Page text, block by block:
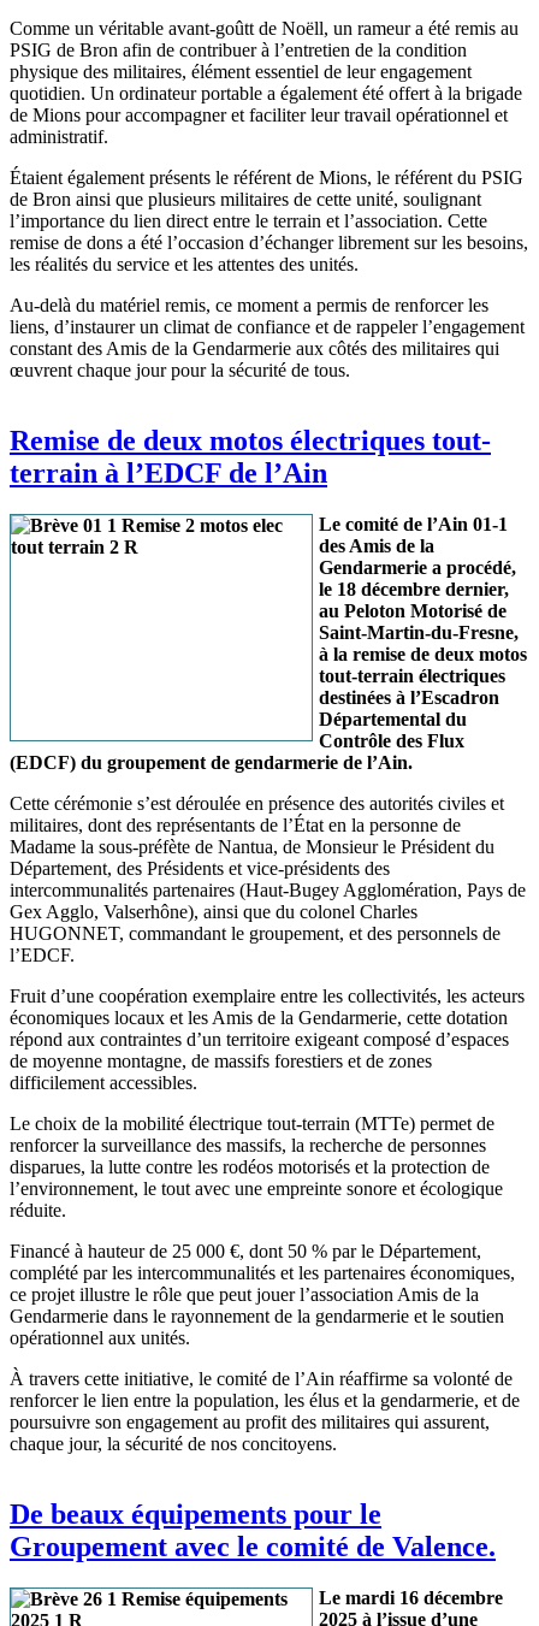
Comme un véritable avant-goûtt de Noëll, un rameur a été remis au
PSIG de Bron afin de contribuer à l’entretien de la condition
physique des militaires, élément essentiel de leur engagement
quotidien. Un ordinateur portable a également été offert à la brigade
de Mions pour accompagner et faciliter leur travail opérationnel et
administratif.
Étaient également présents le référent de Mions, le référent du PSIG
de Bron ainsi que plusieurs militaires de cette unité, soulignant
l’importance du lien direct entre le terrain et l’association. Cette
remise de dons a été l’occasion d’échanger librement sur les besoins,
les réalités du service et les attentes des unités.
Au-delà du matériel remis, ce moment a permis de renforcer les
liens, d’instaurer un climat de confiance et de rappeler l’engagement
constant des Amis de la Gendarmerie aux côtés des militaires qui
œuvrent chaque jour pour la sécurité de tous.
Remise de deux motos électriques tout-
terrain à l’EDCF de l’Ain
Le comité de l’Ain 01-1
des Amis de la
Gendarmerie a procédé,
le 18 décembre dernier,
au Peloton Motorisé de
Saint-Martin-du-Fresne,
à la remise de deux motos
tout-terrain électriques
destinées à l’Escadron
Départemental du
Contrôle des Flux
(EDCF) du groupement de gendarmerie de l’Ain.
Cette cérémonie s’est déroulée en présence des autorités civiles et
militaires, dont des représentants de l’État en la personne de
Madame la sous-préfète de Nantua, de Monsieur le Président du
Département, des Présidents et vice-présidents des
intercommunalités partenaires (Haut-Bugey Agglomération, Pays de
Gex Agglo, Valserhône), ainsi que du colonel Charles
HUGONNET, commandant le groupement, et des personnels de
l’EDCF.
Fruit d’une coopération exemplaire entre les collectivités, les acteurs
économiques locaux et les Amis de la Gendarmerie, cette dotation
répond aux contraintes d’un territoire exigeant composé d’espaces
de moyenne montagne, de massifs forestiers et de zones
difficilement accessibles.
Le choix de la mobilité électrique tout-terrain (MTTe) permet de
renforcer la surveillance des massifs, la recherche de personnes
disparues, la lutte contre les rodéos motorisés et la protection de
l’environnement, le tout avec une empreinte sonore et écologique
réduite.
Financé à hauteur de 25 000 €, dont 50 % par le Département,
complété par les intercommunalités et les partenaires économiques,
ce projet illustre le rôle que peut jouer l’association Amis de la
Gendarmerie dans le rayonnement de la gendarmerie et le soutien
opérationnel aux unités.
À travers cette initiative, le comité de l’Ain réaffirme sa volonté de
renforcer le lien entre la population, les élus et la gendarmerie, et de
poursuivre son engagement au profit des militaires qui assurent,
chaque jour, la sécurité de nos concitoyens.
De beaux équipements pour le
Groupement avec le comité de Valence.
Le mardi 16 décembre
2025 à l’issue d’une